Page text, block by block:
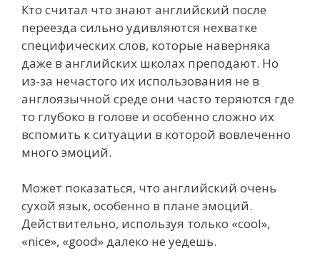
Кто считал что знают английский после
переезда сильно удивляются нехватке
специфических слов, которые наверняка
даже в английских школах преподают. Но
из-за нечастого их использования не в
англоязычной среде они часто теряются где
то глубоко в голове и особенно сложно их
вспомить к ситуации в которой вовлеченно
много эмоций.
Может показаться, что английский очень
сухой язык, особенно в плане эмоций.
Действительно, используя только «cool»,
«nice», «good» далеко не уедешь.